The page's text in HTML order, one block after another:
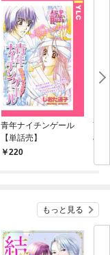
青年ナイチンゲール
【単話売】
220
もっと見る